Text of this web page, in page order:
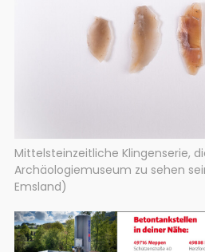
Mittelsteinzeitliche Klingenserie,
Archäologiemuseum zu sehen
Emsland)